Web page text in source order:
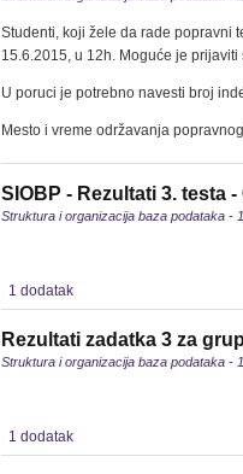
Studenti, koji žele da rade popravni
15.6.2015, u 12h. Moguće je prijaviti
U poruci je potrebno navesti broj
Mesto i vreme održavanja
SIOBP - Rezultati 3. testa -
Struktura i organizacija baza podataka -
1 dodatak
Rezultati zadatka 3 za
Struktura i organizacija baza podataka -
1 dodatak